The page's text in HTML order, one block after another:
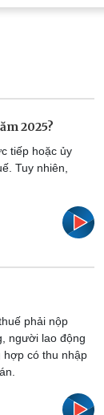
2025?
tiếp hoặc ủy
Tuy nhiên,
phải nộp
người lao động
hợp có thu nhập